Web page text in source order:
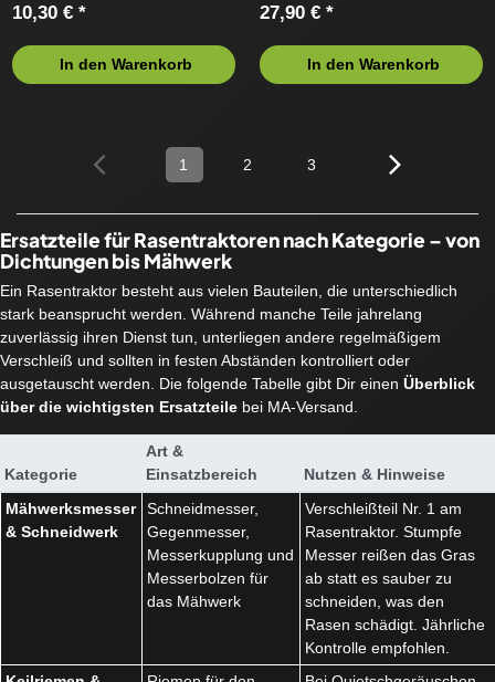
10,30 € *
In den Warenkorb
27,90 € *
In den Warenkorb
1 2 3
Ersatzteile für Rasentraktoren nach Kategorie – von
Dichtungen bis Mähwerk
Ein Rasentraktor besteht aus vielen Bauteilen, die unterschiedlich
stark beansprucht werden. Während manche Teile jahrelang
zuverlässig ihren Dienst tun, unterliegen andere regelmäßigem
Verschleiß und sollten in festen Abständen kontrolliert oder
ausgetauscht werden. Die folgende Tabelle gibt Dir einen Überblick
über die wichtigsten Ersatzteile bei MA-Versand.
Kategorie
Art &
Einsatzbereich
Nutzen & Hinweise
Mähwerksmesser
& Schneidwerk
Schneidmesser,
Gegenmesser,
Messerkupplung und
Messerbolzen für
das Mähwerk
Verschleißteil Nr. 1 am
Rasentraktor. Stumpfe
Messer reißen das Gras
ab statt es sauber zu
schneiden, was den
Rasen schädigt. Jährliche
Kontrolle empfohlen.